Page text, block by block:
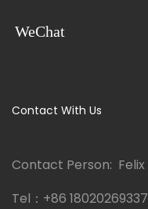
WeChat
Contact With Us
Contact Person: Felix
Tel： +86 18020269337